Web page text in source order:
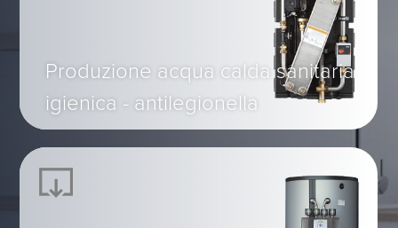
Produzione acqua calda sanitaria
igienica - antilegionella